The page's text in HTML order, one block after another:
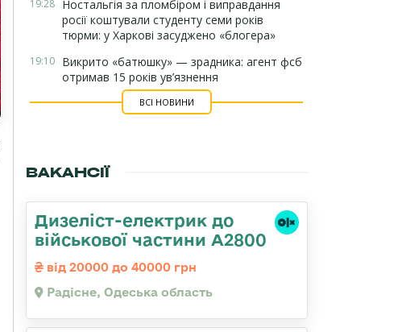
19:28 Ностальгія за пломбіром і виправдання
росії коштували студенту семи років
тюрми: у Харкові засуджено «блогера»
19:10 Викрито «батюшку» — зрадника: агент фсб
отримав 15 років ув’язнення
ВСІ НОВИНИ
ВАКАНСІЇ
Дизеліст-електрик до
військової частини А2800
від 20000 до 40000 грн
Радісне, Одеська область